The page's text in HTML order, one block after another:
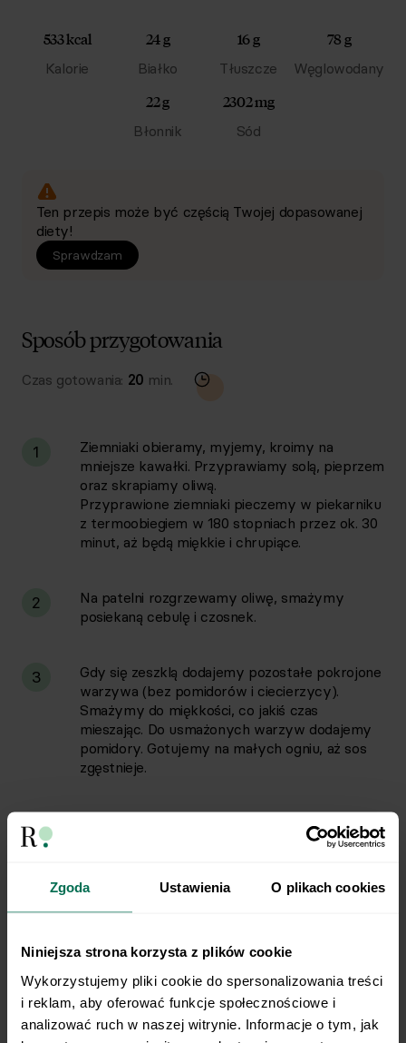
Zgoda Ustawienia O plikach cookies
Niniejsza strona korzysta z plików cookie
Wykorzystujemy pliki cookie do spersonalizowania treści
i reklam, aby oferować funkcje społecznościowe i
analizować ruch w naszej witrynie. Informacje o tym, jak
533 kcal
Kalorie
24 g
Białko
16 g
Tłuszcze
78 g
Węglowodany
22 g
Błonnik
2302 mg
Sód
Ten przepis może być częścią Twojej dopasowanej
diety!
Sprawdzam
Sposób przygotowania
Czas gotowania: 20 min.
1
Ziemniaki obieramy, myjemy, kroimy na
mniejsze kawałki. Przyprawiamy solą, pieprzem
oraz skrapiamy oliwą.
Przyprawione ziemniaki pieczemy w piekarniku
z termoobiegiem w 180 stopniach przez ok. 30
minut, aż będą miękkie i chrupiące.
2
Na patelni rozgrzewamy oliwę, smażymy
posiekaną cebulę i czosnek.
3
Gdy się zeszklą dodajemy pozostałe pokrojone
warzywa (bez pomidorów i ciecierzycy).
Smażymy do miękkości, co jakiś czas
mieszając. Do usmażonych warzyw dodajemy
pomidory. Gotujemy na małych ogniu, aż sos
zgęstnieje.
4
Do sosu dodajemy odcedzoną ciecierzycę i
Ogórki kiszone kroimy w plasterki, cebulę
dymkę w drobną kostkę. Przyprawiamy solą,
koperek. Mieszamy.
6
Kalafiora dzielimy na różyczki. Gotujemy we
wrzącej osolonej wodzie do miękkości przez 6-